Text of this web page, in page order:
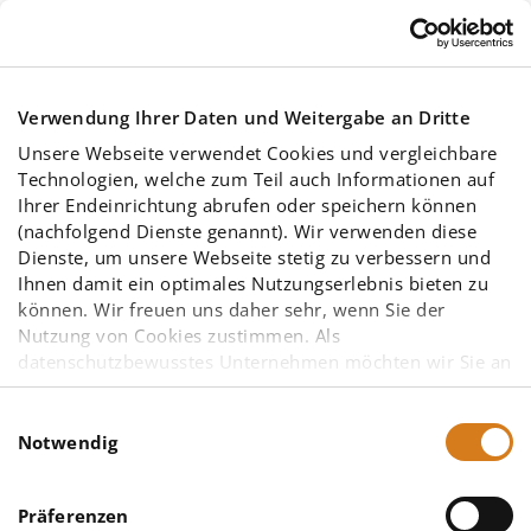
Verwendung Ihrer Daten und Weitergabe an Dritte
Unsere Webseite verwendet Cookies und vergleichbare
Technologien, welche zum Teil auch Informationen auf
Ihrer Endeinrichtung abrufen oder speichern können
(nachfolgend Dienste genannt). Wir verwenden diese
Dienste, um unsere Webseite stetig zu verbessern und
Ihnen damit ein optimales Nutzungserlebnis bieten zu
können. Wir freuen uns daher sehr, wenn Sie der
Nutzung von Cookies zustimmen. Als
datenschutzbewusstes Unternehmen möchten wir Sie an
dieser Stelle bereits darauf hinweisen, dass
Diensteanbieter – insbesondere solche mit Sitz in den
anderer gesetzlicher Grundlagen nicht vorrangig dem
europäischen Datenschutzrecht unterliegen. Eine
Notwendig
Präferenzen
Service
Sie haben Fragen über IngSoft
InterWatt? Wir stehen Ihnen zur Seite!